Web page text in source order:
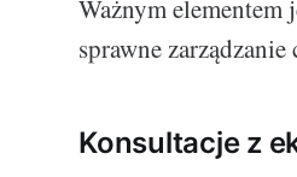
Ważnym elementem
sprawne
Konsultacje z